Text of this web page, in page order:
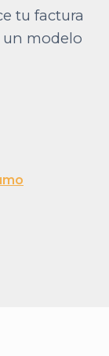
tu factura
un modelo